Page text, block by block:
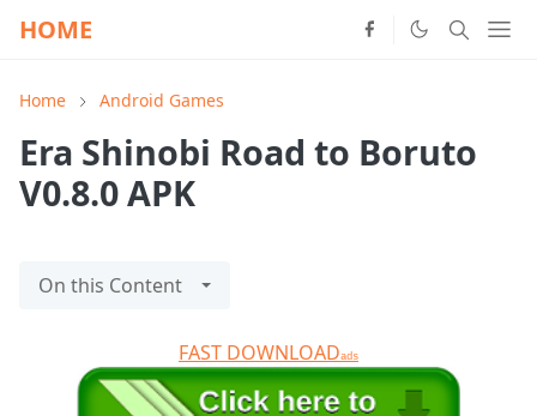
HOME
Home Android Games
Era Shinobi Road to Boruto
V0.8.0 APK
On this Content
FAST DOWNLOADads